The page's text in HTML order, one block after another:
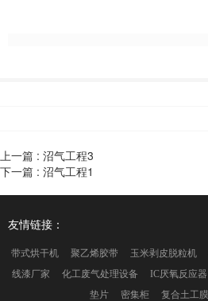
上一篇 : 沼气工程3
下一篇 : 沼气工程1
友情链接：
带式烘干机     聚乙烯胶带     玉米剥皮脱粒机
线漆厂家     化工废气处理设备     IC厌氧反应
垫片     密集柜     复合土工膜